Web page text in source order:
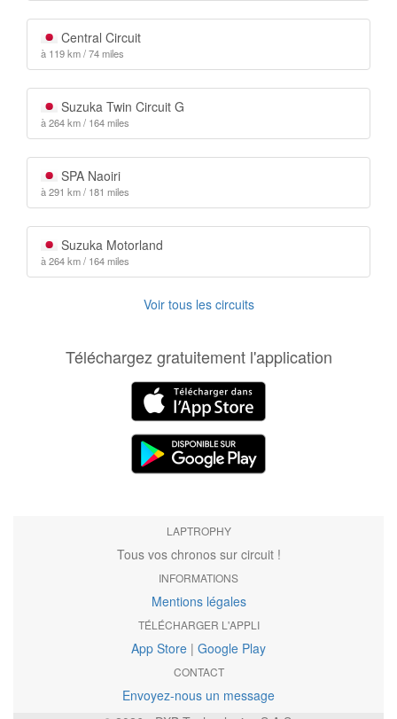
Central Circuit
à 119 km / 74 miles
Suzuka Twin Circuit G
à 264 km / 164 miles
SPA Naoiri
à 291 km / 181 miles
Suzuka Motorland
à 264 km / 164 miles
Voir tous les circuits
Téléchargez gratuitement l'application
LAPTROPHY
Tous vos chronos sur circuit !
INFORMATIONS
Mentions légales
TÉLÉCHARGER L'APPLI
App Store | Google Play
CONTACT
Envoyez-nous un message